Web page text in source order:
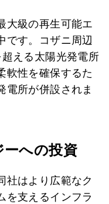
大級の再生可能エ
です。コザニ周辺
える太陽光発電所
軟性を確保するた
電所が併設されま
への投資
社はより広範なク
を支えるインフラ